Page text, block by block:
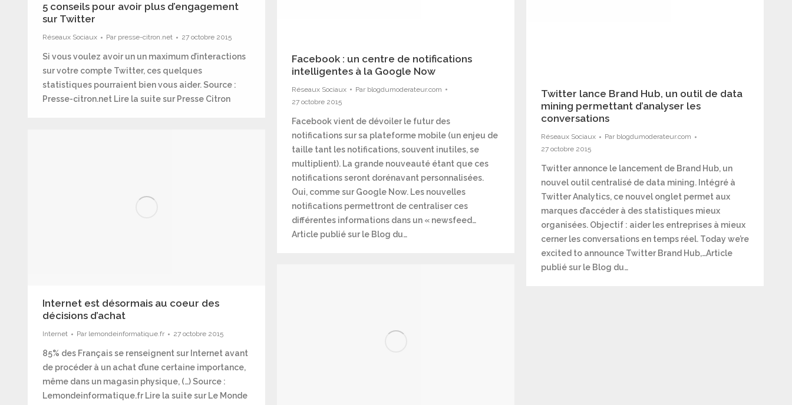
5 conseils pour avoir plus d’engagement
sur Twitter
Réseaux Sociaux Par presse-citron.net 27 octobre 2015
Si vous voulez avoir un un maximum d’interactions
sur votre compte Twitter, ces quelques
statistiques pourraient bien vous aider. Source :
Presse-citron.net Lire la suite sur Presse Citron
Facebook : un centre de notifications
intelligentes à la Google Now
Réseaux Sociaux Par blogdumoderateur.com
27 octobre 2015
Facebook vient de dévoiler le futur des
notifications sur sa plateforme mobile (un enjeu de
taille tant les notifications, souvent inutiles, se
multiplient). La grande nouveauté étant que ces
notifications seront dorénavant personnalisées.
Oui, comme sur Google Now. Les nouvelles
notifications permettront de centraliser ces
différentes informations dans un « newsfeed…
Article publié sur le Blog du…
Twitter lance Brand Hub, un outil de data
mining permettant d’analyser les
conversations
Réseaux Sociaux Par blogdumoderateur.com
27 octobre 2015
Twitter annonce le lancement de Brand Hub, un
nouvel outil centralisé de data mining. Intégré à
Twitter Analytics, ce nouvel onglet permet aux
marques d’accéder à des statistiques mieux
organisées. Objectif : aider les entreprises à mieux
cerner les conversations en temps réel. Today we’re
excited to announce Twitter Brand Hub,…Article
publié sur le Blog du…
Internet est désormais au coeur des
décisions d’achat
Internet Par lemondeinformatique.fr 27 octobre 2015
85% des Français se renseignent sur Internet avant
de procéder à un achat d’une certaine importance,
même dans un magasin physique, (…) Source :
Lemondeinformatique.fr Lire la suite sur Le Monde